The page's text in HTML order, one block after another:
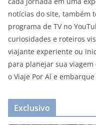
notícias do site, também
programa de TV no
curiosidades e roteiros
viajante experiente ou
para planejar sua
o Viaje Por Aí e
Exclusivo